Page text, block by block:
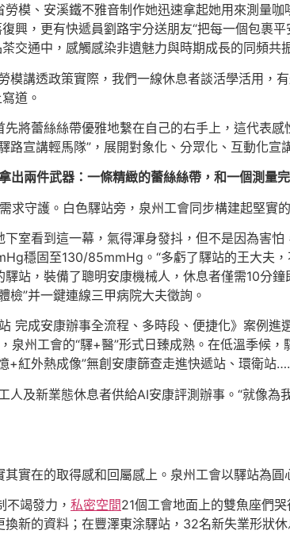
模、安溪鐵不雅音制作她迅速拿起她用來測量
興，更有快遞員劉路宇分送朋友“把每一個包裹
交通中，感觸感染非遺魅力與時期成長的同頻共
模講透政策實際，我們一線休息者談活學活用，
道。
將蕾絲絲帶優雅地繫在自己的右手上，這代表感
路宣講輕馬隊”，展開對象化、分眾化、互動化宣
兩件武器：一條精緻的蕾絲絲帶，和一個測量
求守護。白色驛站旁，泉州工會同步構建起堅實
室看到這一幕，氣得渾身發抖，但不是因為害
穩固至130/85mmHg。“多虧了驛站的王大夫
站，裝備了聰明安康機械人，休息者僅需10分
檢”并一鍵連線三甲病院大夫徵詢。
完成安康辦事全流程、多時段、便捷化》案例
州工會的“驛+醫”形式日臻成熟。在低溫季候
+紅外熱成像”無創安康篩查走進快遞站、環衛站
及新業態休息者供給AI安康評測辦事。“就像為
實在的取得感和回屬感上。泉州工會以驛站為圓
竭發力， 私密空間21個工會地面上的雙魚座們
新的資料；在豐澤東涂驛站，32名新失業形狀